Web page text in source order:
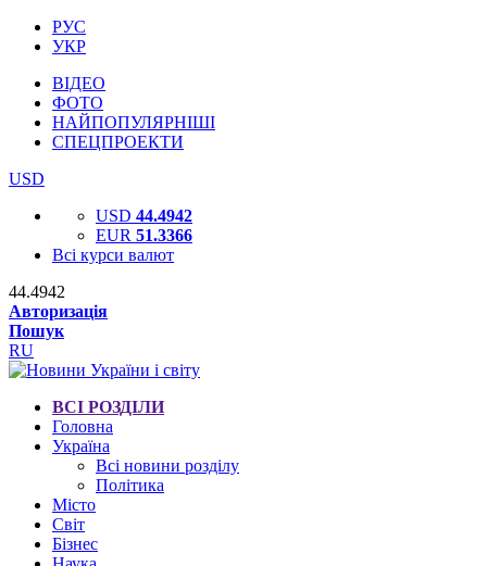
РУС
УКР
ВІДЕО
ФОТО
НАЙПОПУЛЯРНІШІ
СПЕЦПРОЕКТИ
USD
USD 44.4942
EUR 51.3366
Всі курси валют
44.4942
Авторизація
Пошук
RU
ВСІ РОЗДІЛИ
Головна
Україна
Всі новини розділу
Політика
Місто
Світ
Бізнес